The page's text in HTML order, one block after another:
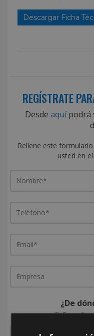
Descargar Ficha
REGÍSTRATE
Desde aquípodrá
Rellene este
usted en
¿De
España